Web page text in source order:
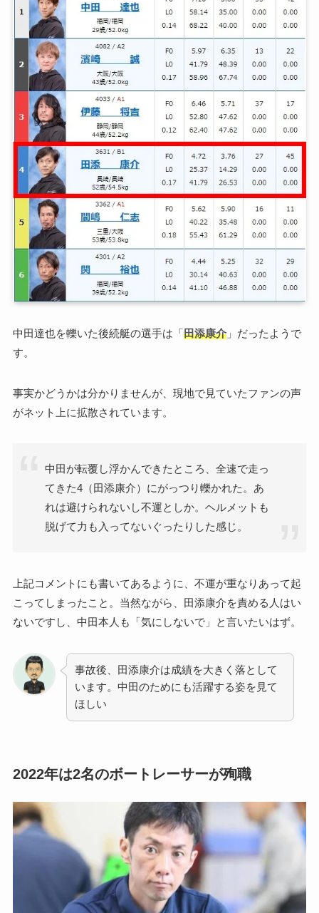
中田達也を轢いた後続艇の選手は「田添康介」だったようで
す。
事実かどうかは分かりませんが、現地で見ていたファンの声
がネット上に拡散されています。
中田が転覆し浮かんできたところ、全速で走っ
てきた4（田添康介）にがっつり轢かれた。あ
れは避けられないし不運としか。ヘルメットも
脱げて力も入ってないぐったりした感じ。
上記コメントにも書いてあるように、不運が重なりあって起
こってしまったこと。当然ながら、田添康介を責める人はい
ないですし、中田本人も「気にしないで」と言いたいはず。
事故後、田添康介は成績を大きく落として
います。中田のためにも活躍する姿を見て
ほしい
2022年は2名のボートレーサーが殉職